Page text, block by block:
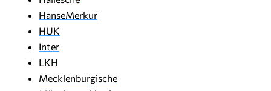
HanseMerkur
HUK
Inter
LKH
Mecklenburgische